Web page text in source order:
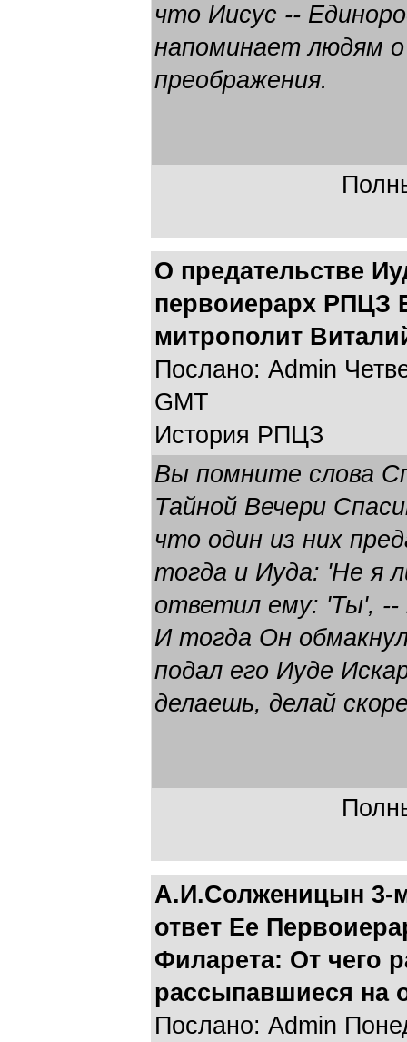
что Иисус --
напоминает людям о
преображения.
О предательстве
первоиерарх РПЦЗ
митрополит
Послано: Admin
GMT
История РПЦЗ
Вы помните слова
Тайной Вечери
что один из них
тогда и Иуда: 'Не я
ответил ему: 'Ты', --
И тогда Он
подал его Иуде
делаешь, делай
А.И.Солженицын 3-
ответ Ее
Филарета: От чего
рассыпавшиеся на
Послано: Admin